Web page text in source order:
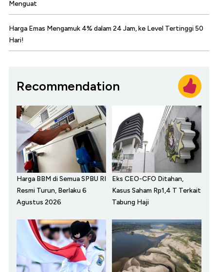
Menguat
Harga Emas Mengamuk 4% dalam 24 Jam, ke Level Tertinggi 50
Hari!
Recommendation
Harga BBM di Semua SPBU RI
Resmi Turun, Berlaku 6
Agustus 2026
Eks CEO-CFO Ditahan,
Kasus Saham Rp1,4 T Terkait
Tabung Haji